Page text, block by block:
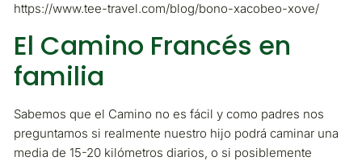
https://www.tee-travel.com/blog/bono-xacobeo-xove/
El Camino Francés en
familia
Sabemos que el Camino no es fácil y como padres nos
preguntamos si realmente nuestro hijo podrá caminar una
media de 15-20 kilómetros diarios, o si posiblemente